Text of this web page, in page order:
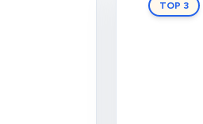
TOP 3